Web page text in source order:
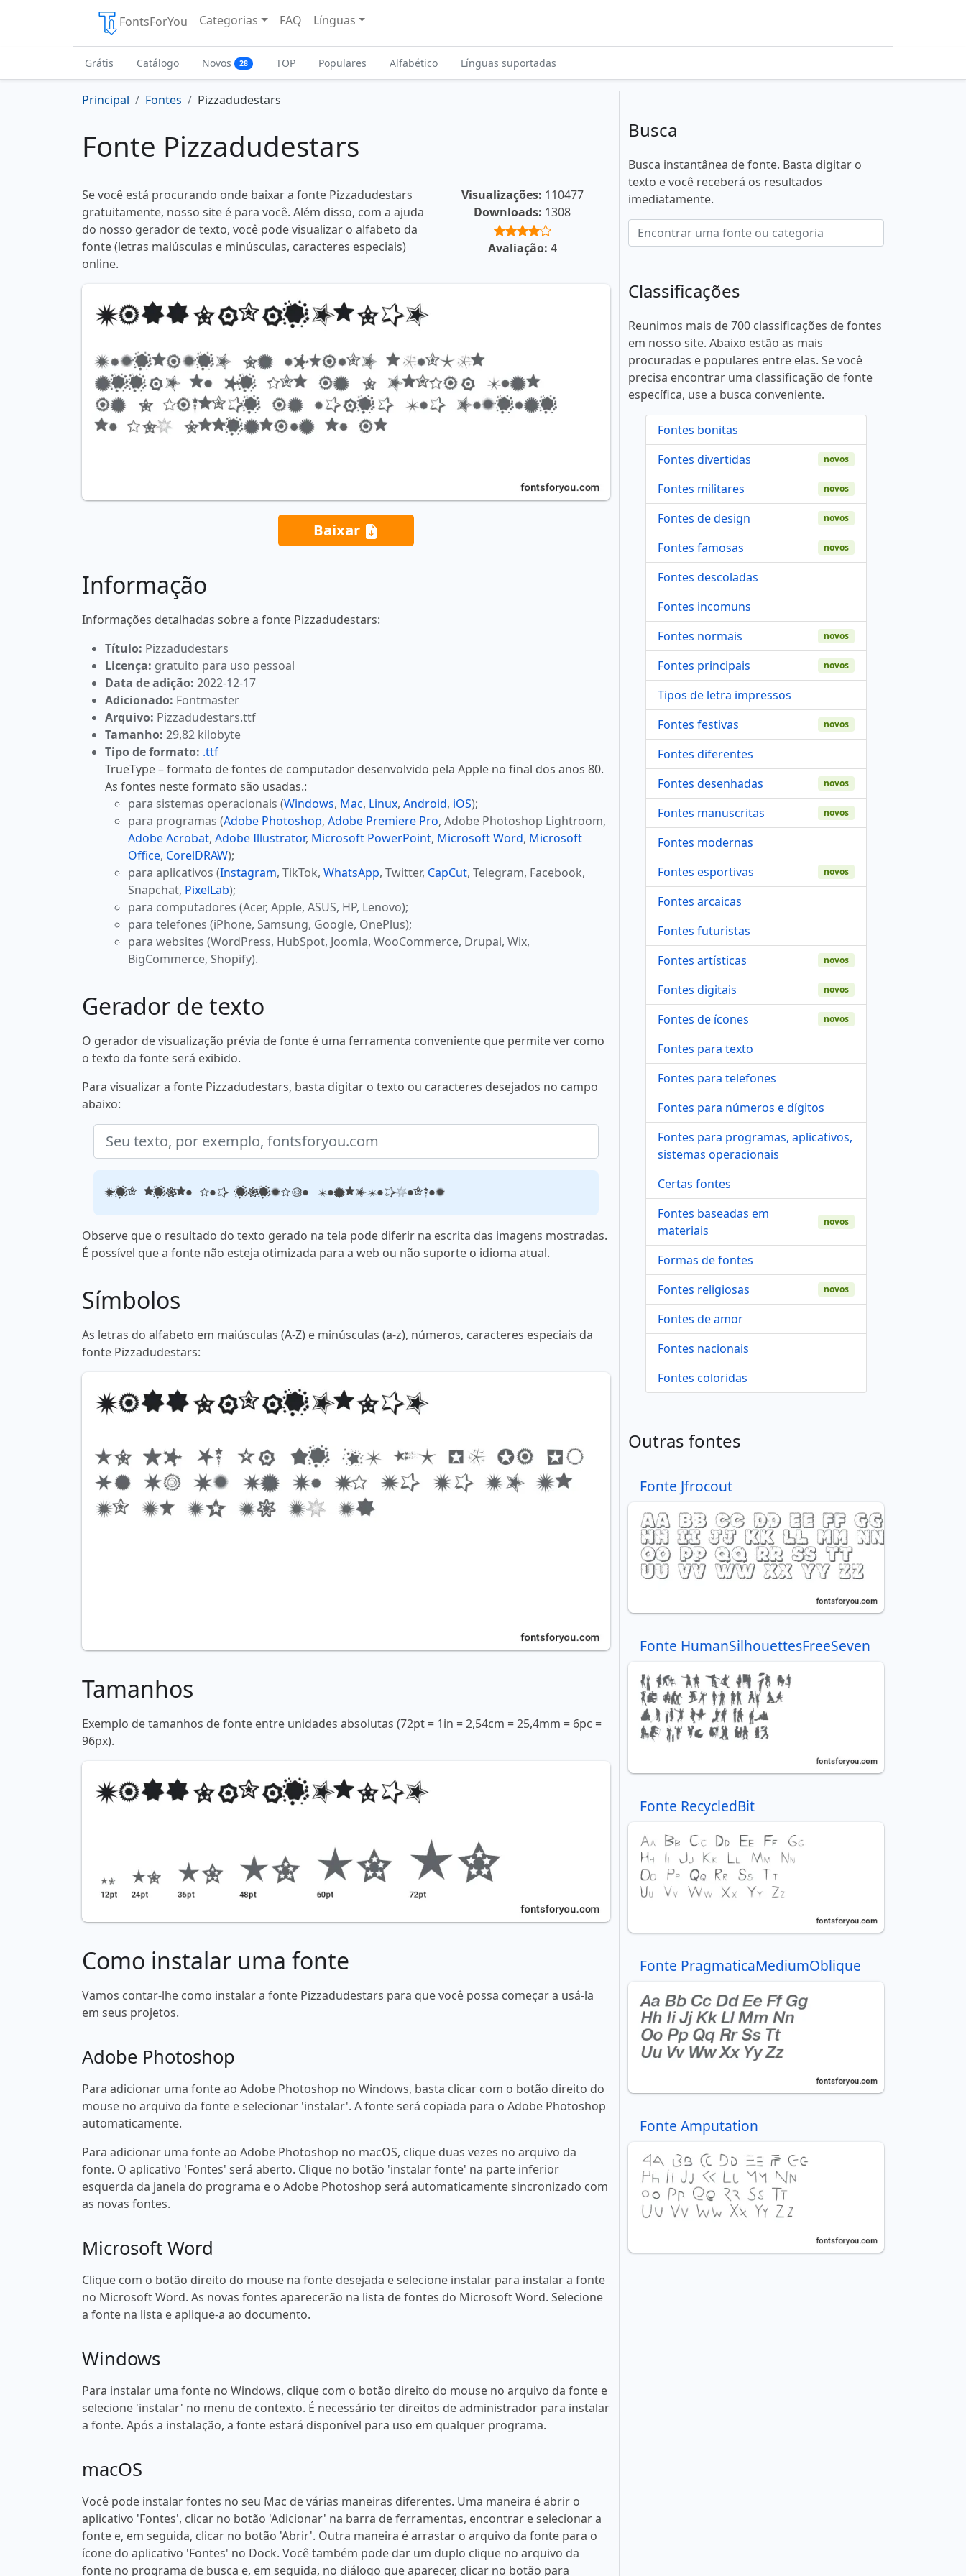
FontsForYou Categorias FAQ Línguas
Grátis Catálogo Novos 28 TOP Populares Alfabético Línguas suportadas
Principal Fontes Pizzadudestars
Fonte Pizzadudestars
Se você está procurando onde baixar a fonte Pizzadudestars
gratuitamente, nosso site é para você. Além disso, com a ajuda
do nosso gerador de texto, você pode visualizar o alfabeto da
fonte (letras maiúsculas e minúsculas, caracteres especiais)
online.
Visualizações: 110477
Downloads: 1308
Avaliação: 4
Baixar
Informação
Informações detalhadas sobre a fonte Pizzadudestars:
Título: Pizzadudestars
Licença: gratuito para uso pessoal
Data de adição: 2022-12-17
Adicionado: Fontmaster
Arquivo: Pizzadudestars.ttf
Tamanho: 29,82 kilobyte
Tipo de formato: .ttf
TrueType – formato de fontes de computador desenvolvido pela Apple no final dos anos 80.
As fontes neste formato são usadas.:
para sistemas operacionais (Windows, Mac, Linux, Android, iOS);
para programas (Adobe Photoshop, Adobe Premiere Pro, Adobe Photoshop Lightroom,
Adobe Acrobat, Adobe Illustrator, Microsoft PowerPoint, Microsoft Word, Microsoft
Office, CorelDRAW);
para aplicativos (Instagram, TikTok, WhatsApp, Twitter, CapCut, Telegram, Facebook,
Snapchat, PixelLab);
para computadores (Acer, Apple, ASUS, HP, Lenovo);
para telefones (iPhone, Samsung, Google, OnePlus);
para websites (WordPress, HubSpot, Joomla, WooCommerce, Drupal, Wix,
BigCommerce, Shopify).
Gerador de texto
O gerador de visualização prévia de fonte é uma ferramenta conveniente que permite ver como
o texto da fonte será exibido.
Para visualizar a fonte Pizzadudestars, basta digitar o texto ou caracteres desejados no campo
abaixo:
Seu texto, por exemplo, fontsforyou.com
Observe que o resultado do texto gerado na tela pode diferir na escrita das imagens mostradas.
É possível que a fonte não esteja otimizada para a web ou não suporte o idioma atual.
Símbolos
As letras do alfabeto em maiúsculas (A-Z) e minúsculas (a-z), números, caracteres especiais da
fonte Pizzadudestars:
Tamanhos
Exemplo de tamanhos de fonte entre unidades absolutas (72pt = 1in = 2,54cm = 25,4mm = 6pc =
96px).
Como instalar uma fonte
Vamos contar-lhe como instalar a fonte Pizzadudestars para que você possa começar a usá-la
em seus projetos.
Adobe Photoshop
Para adicionar uma fonte ao Adobe Photoshop no Windows, basta clicar com o botão direito do
mouse no arquivo da fonte e selecionar 'instalar'. A fonte será copiada para o Adobe Photoshop
automaticamente.
Para adicionar uma fonte ao Adobe Photoshop no macOS, clique duas vezes no arquivo da
fonte. O aplicativo 'Fontes' será aberto. Clique no botão 'instalar fonte' na parte inferior
esquerda da janela do programa e o Adobe Photoshop será automaticamente sincronizado com
as novas fontes.
Microsoft Word
Clique com o botão direito do mouse na fonte desejada e selecione instalar para instalar a fonte
no Microsoft Word. As novas fontes aparecerão na lista de fontes do Microsoft Word. Selecione
a fonte na lista e aplique-a ao documento.
Windows
Para instalar uma fonte no Windows, clique com o botão direito do mouse no arquivo da fonte e
selecione 'instalar' no menu de contexto. É necessário ter direitos de administrador para instalar
a fonte. Após a instalação, a fonte estará disponível para uso em qualquer programa.
macOS
Você pode instalar fontes no seu Mac de várias maneiras diferentes. Uma maneira é abrir o
aplicativo 'Fontes', clicar no botão 'Adicionar' na barra de ferramentas, encontrar e selecionar a
fonte e, em seguida, clicar no botão 'Abrir'. Outra maneira é arrastar o arquivo da fonte para o
ícone do aplicativo 'Fontes' no Dock. Você também pode dar um duplo clique no arquivo da
fonte no programa de busca e, em seguida, no diálogo que aparecer, clicar no botão para
Busca
Busca instantânea de fonte. Basta digitar o
texto e você receberá os resultados
imediatamente.
Classificações
Reunimos mais de 700 classificações de fontes
em nosso site. Abaixo estão as mais
procuradas e populares entre elas. Se você
precisa encontrar uma classificação de fonte
específica, use a busca conveniente.
Fontes bonitas
Fontes divertidas
novos
Fontes militares novos
Fontes de design novos
Fontes famosas novos
Fontes descoladas
Fontes incomuns
Fontes normais
novos
Fontes principais novos
Tipos de letra impressos
Fontes festivas
novos
Fontes diferentes
Fontes desenhadas
novos
Fontes manuscritas novos
Fontes modernas
Fontes esportivas
novos
Fontes arcaicas
Fontes futuristas
Fontes artísticas
novos
Fontes digitais novos
Fontes de ícones novos
Fontes para texto
Fontes para telefones
Fontes para números e dígitos
Fontes para programas, aplicativos,
sistemas operacionais
Certas fontes
Fontes baseadas em
materiais
novos
Formas de fontes
Fontes religiosas
novos
Fontes de amor
Fontes nacionais
Fontes coloridas
Outras fontes
Fonte Jfrocout
Fonte HumanSilhouettesFreeSeven
Fonte RecycledBit
Fonte PragmaticaMediumOblique
Fonte Amputation